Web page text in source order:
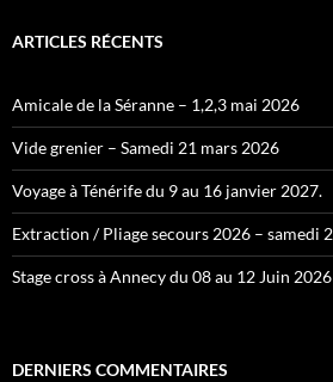
ARTICLES RÉCENTS
Amicale de la Séranne – 1,2,3 mai 2026
Vide grenier – Samedi 21 mars 2026
Voyage à Ténérife du 9 au 16 janvier 2027.
Extraction / Pliage secours 2026 – samedi
Stage cross à Annecy du 08 au 12 Juin 2026
DERNIERS COMMENTAIRES